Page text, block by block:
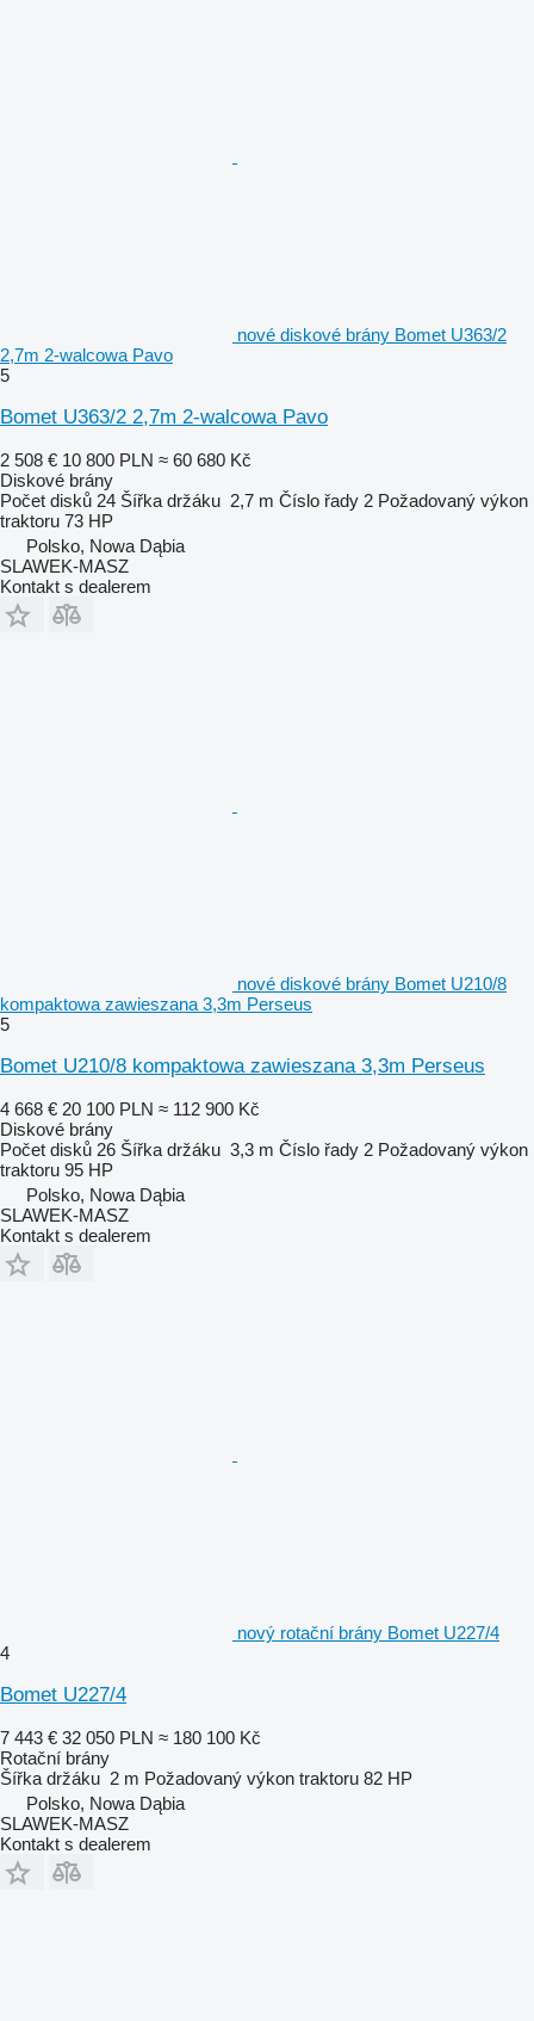
nové diskové brány Bomet U363/2
2,7m 2-walcowa Pavo
5
Bomet U363/2 2,7m 2-walcowa Pavo
2 508 € 10 800 PLN ≈ 60 680 Kč
Diskové brány
Počet disků 24 Šířka držáku 2,7 m Číslo řady 2 Požadovaný výkon
traktoru 73 HP
Polsko, Nowa Dąbia
SLAWEK-MASZ
Kontakt s dealerem
nové diskové brány Bomet U210/8
kompaktowa zawieszana 3,3m Perseus
5
Bomet U210/8 kompaktowa zawieszana 3,3m Perseus
4 668 € 20 100 PLN ≈ 112 900 Kč
Diskové brány
Počet disků 26 Šířka držáku 3,3 m Číslo řady 2 Požadovaný výkon
traktoru 95 HP
Polsko, Nowa Dąbia
SLAWEK-MASZ
Kontakt s dealerem
nový rotační brány Bomet U227/4
4
Bomet U227/4
7 443 € 32 050 PLN ≈ 180 100 Kč
Rotační brány
Šířka držáku 2 m Požadovaný výkon traktoru 82 HP
Polsko, Nowa Dąbia
SLAWEK-MASZ
Kontakt s dealerem